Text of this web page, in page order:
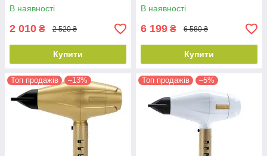
В наявності
2 010 ₴ 2 520 ₴
Купити
В наявності
6 199 ₴ 6 580 ₴
Купити
Топ продажів –13% Топ продажів –5%